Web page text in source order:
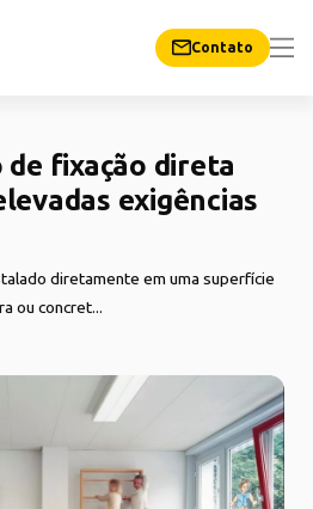
Contato
fixação direta
exigências
diretamente em uma superfície
ou concret...